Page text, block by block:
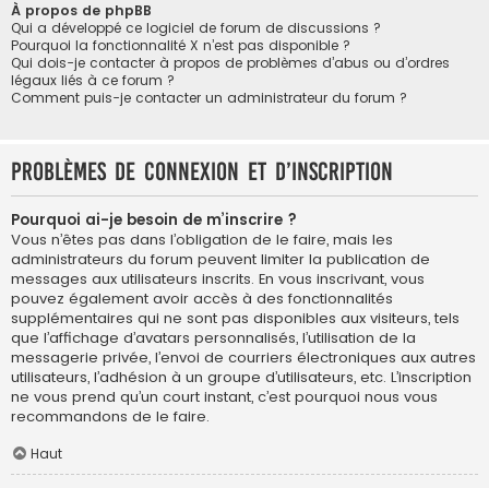
À propos de phpBB
Qui a développé ce logiciel de forum de discussions ?
Pourquoi la fonctionnalité X n’est pas disponible ?
Qui dois-je contacter à propos de problèmes d’abus ou d’ordres
légaux liés à ce forum ?
Comment puis-je contacter un administrateur du forum ?
Problèmes de connexion et d’inscription
Pourquoi ai-je besoin de m’inscrire ?
Vous n’êtes pas dans l’obligation de le faire, mais les
administrateurs du forum peuvent limiter la publication de
messages aux utilisateurs inscrits. En vous inscrivant, vous
pouvez également avoir accès à des fonctionnalités
supplémentaires qui ne sont pas disponibles aux visiteurs, tels
que l’affichage d’avatars personnalisés, l’utilisation de la
messagerie privée, l’envoi de courriers électroniques aux autres
utilisateurs, l’adhésion à un groupe d’utilisateurs, etc. L’inscription
ne vous prend qu’un court instant, c’est pourquoi nous vous
recommandons de le faire.
Haut